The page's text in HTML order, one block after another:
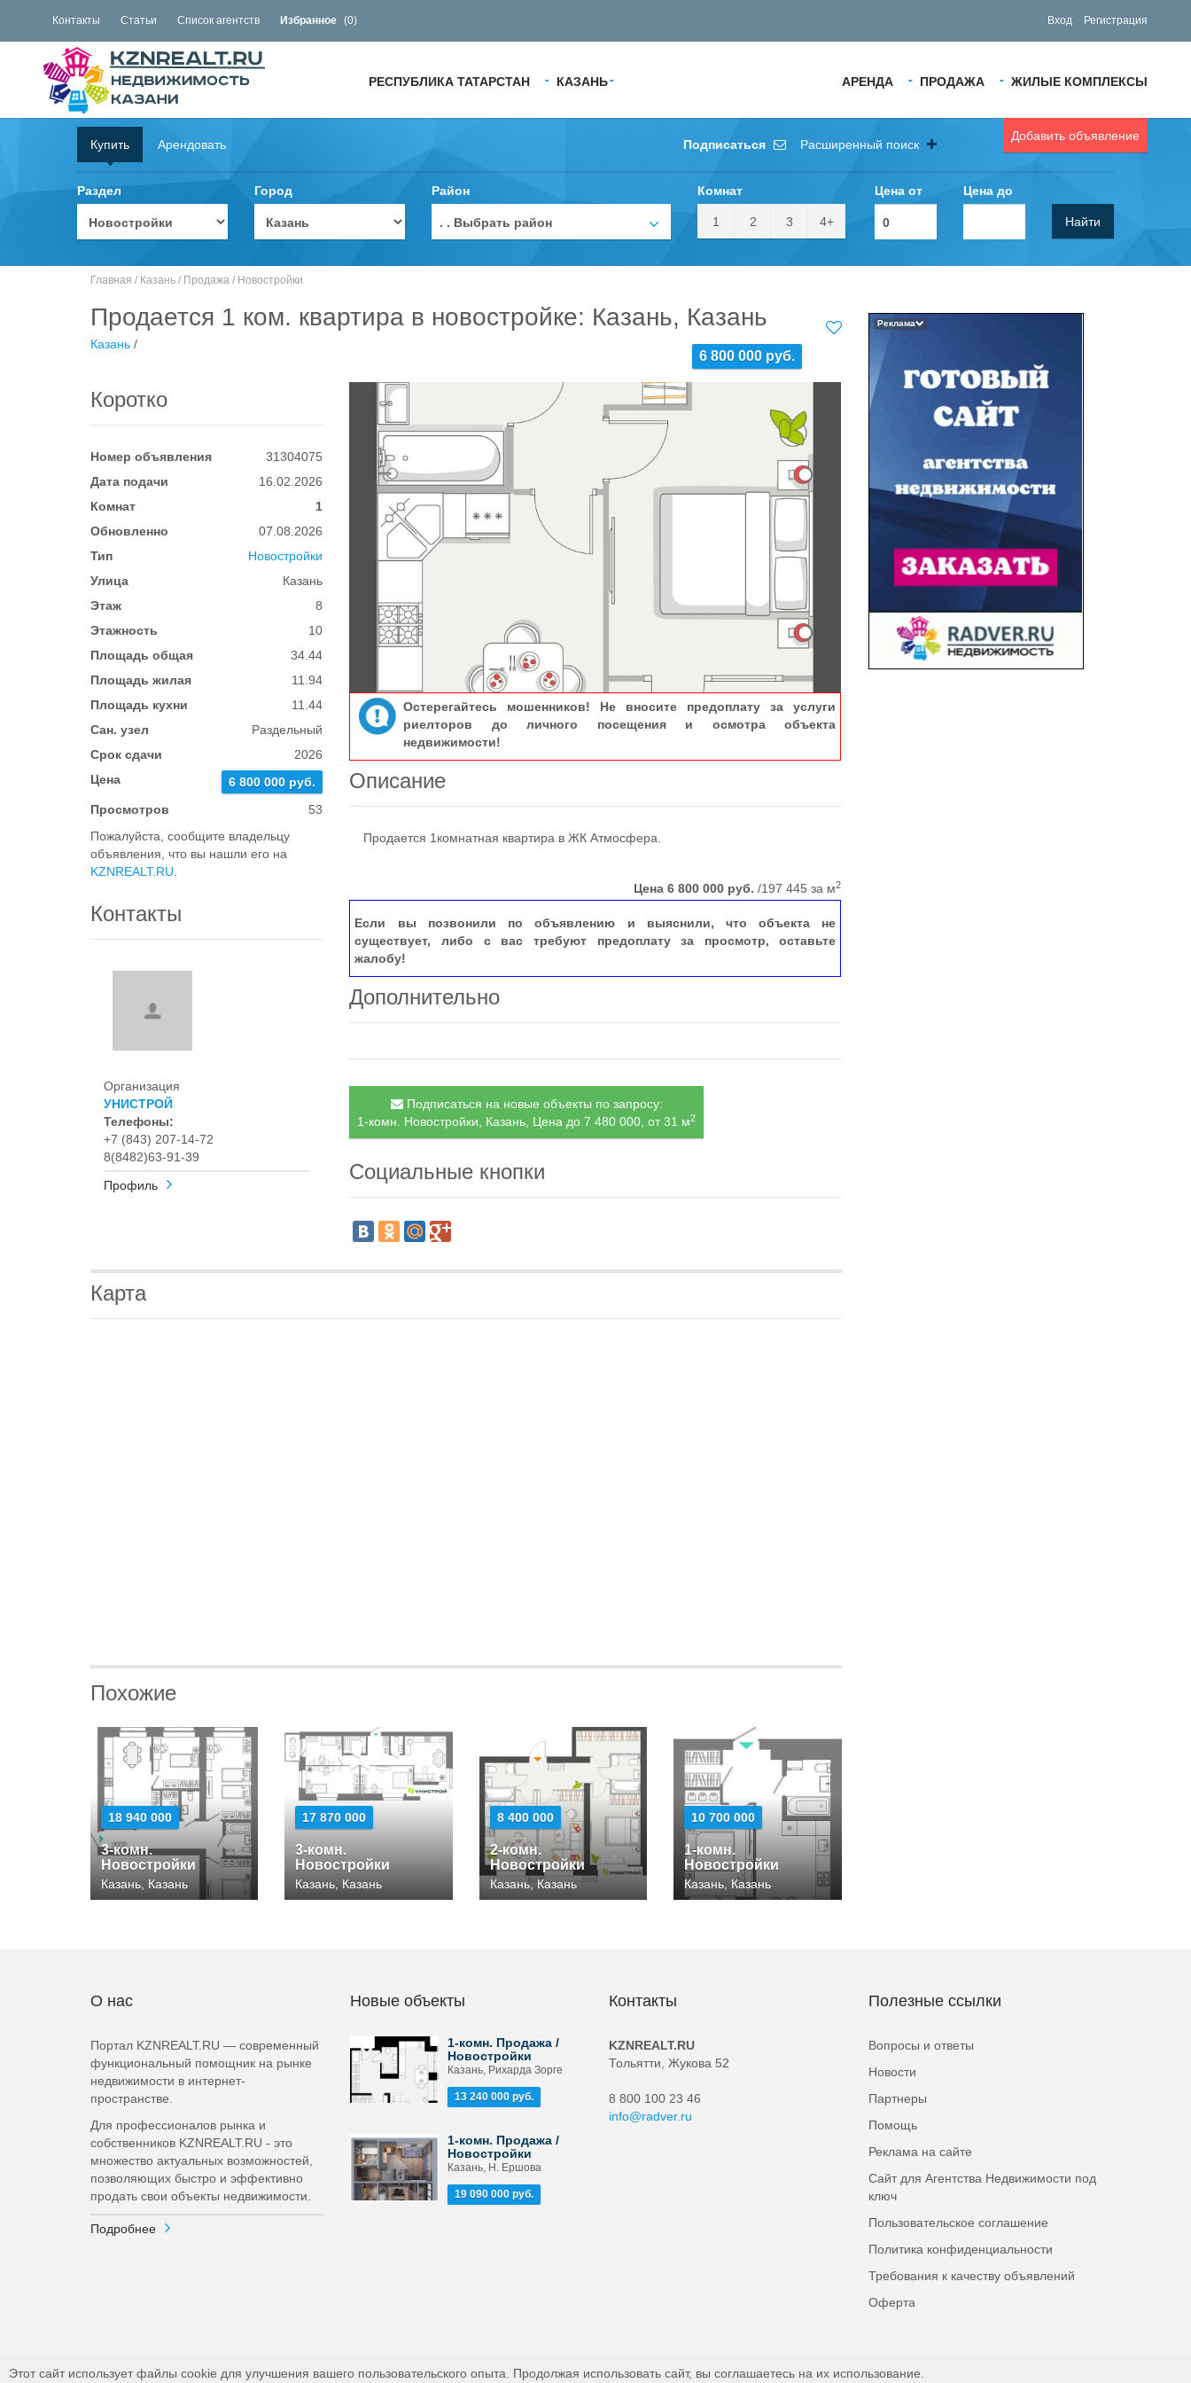
Контакты Статьи Список агентств Избранное (0) Вход Регистрация
АРЕНДА ПРОДАЖА ЖИЛЫЕ КОМПЛЕКСЫ
РЕСПУБЛИКА ТАТАРСТАН КАЗАНЬ
Добавить объявление
Купить Арендовать Подписаться Расширенный поиск
Раздел Город Район
. . Выбрать район
Комнат
1 2 3 4+
Цена от Цена до
Найти
Главная / Казань / Продажа / Новостройки
Продается 1 ком. квартира в новостройке: Казань, Казань
6 800 000 руб.
Казань /
Коротко
Номер объявления
31304075
Дата подачи
16.02.2026
Комнат
1
Обновленно
07.08.2026
Тип
Новостройки
Улица
Казань
Этаж
8
Этажность
10
Площадь общая
34.44
Площадь жилая
11.94
Площадь кухни
11.44
Сан. узел
Раздельный
Срок сдачи
2026
Цена
6 800 000 руб.
Просмотров
53
Пожалуйста, сообщите владельцу
объявления, что вы нашли его на
KZNREALT.RU
Контакты
Организация
УНИСТРОЙ
Телефоны:
+7 (843) 207-14-72
8(8482)63-91-39
Профиль
Остерегайтесь мошенников! Не вносите предоплату за услуги
риелторов до личного посещения и осмотра объекта
недвижимости!
Описание
Продается 1комнатная квартира в ЖК Атмосфера.
Цена6 800 000 руб. /197 445 за м2
Если вы позвонили по объявлению и выяснили, что объекта не
существует, либо с вас требуют предоплату за просмотр, оставьте
жалобу!
Дополнительно
Подписаться на новые объекты по запросу:
1-комн. Новостройки, Казань, Цена до 7 480 000, от 31 м2
Социальные кнопки
Карта
Похожие
18 940 000
3-комн.
Новостройки
Казань, Казань
17 870 000
3-комн.
Новостройки
Казань, Казань
8 400 000
2-комн.
Новостройки
Казань, Казань
10 700 000
1-комн.
Новостройки
Казань, Казань
Реклама
О нас
Портал KZNREALT.RU — современный
функциональный помощник на рынке
недвижимости в интернет-
пространстве.
Для профессионалов рынка и
собственников KZNREALT.RU - это
множество актуальных возможностей,
позволяющих быстро и эффективно
продать свои объекты недвижимости.
Подробнее
Новые объекты
1-комн. Продажа /
Новостройки
Казань, Рихарда Зорге
13 240 000 руб.
1-комн. Продажа /
Новостройки
Казань, Н. Ершова
19 090 000 руб.
Контакты
KZNREALT.RU
Тольятти, Жукова 52
8 800 100 23 46
info@radver.ru
Полезные ссылки
Вопросы и ответы
Новости
Партнеры
Помощь
Реклама на сайте
Сайт для Агентства Недвижимости под
ключ
Пользовательское соглашение
Политика конфиденциальности
Требования к качеству объявлений
Оферта
Этот сайт использует файлы cookie для улучшения вашего пользовательского опыта. Продолжая использовать сайт, вы соглашаетесь на их использование.